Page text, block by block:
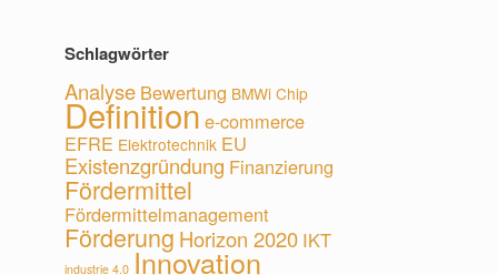
Schlagwörter
Analyse Bewertung BMWi Chip
Definitione-commerce
EFRE Elektrotechnik EU
Existenzgründung Finanzierung
Fördermittel
Fördermittelmanagement
Förderung Horizon 2020 IKT
industrie 4.0 Innovation